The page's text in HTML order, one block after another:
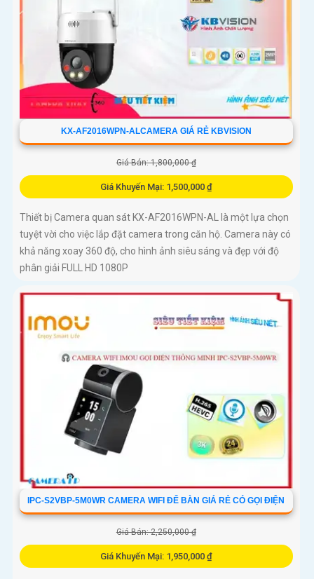
KX-AF2016WPN-ALCAMERA GIÁ RẺ KBVISION
Giá Bán: 1,800,000 ₫
Giá Khuyến Mại: 1,500,000 ₫
Thiết bị Camera quan sát KX-AF2016WPN-AL là một lựa chọn
tuyệt vời cho việc lắp đặt camera trong căn hộ. Camera này có
khả năng xoay 360 độ, cho hình ảnh siêu sáng và đẹp với độ
phân giải FULL HD 1080P
IPC-S2VBP-5M0WR CAMERA WIFI ĐỂ BÀN GIÁ RẺ CÓ GỌI ĐIỆN
Giá Bán: 2,250,000 ₫
Giá Khuyến Mại: 1,950,000 ₫